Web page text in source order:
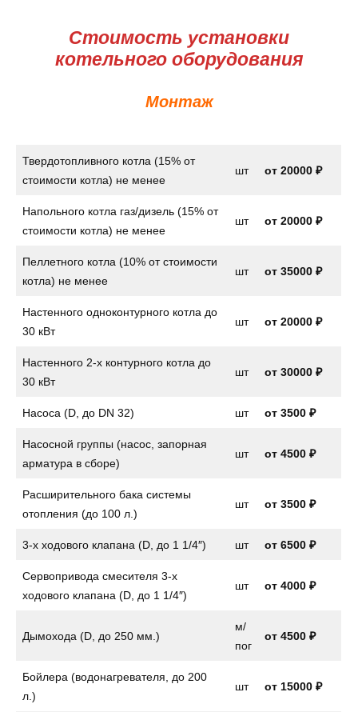
Стоимость установки
котельного оборудования
Монтаж
Твердотопливного котла (15% от
стоимости котла) не менее
шт от 20000 ₽
Напольного котла газ/дизель (15% от
стоимости котла) не менее
шт от 20000 ₽
Пеллетного котла (10% от стоимости
котла) не менее
шт от 35000 ₽
Настенного одноконтурного котла до
30 кВт
шт от 20000 ₽
Настенного 2-х контурного котла до
30 кВт
шт от 30000 ₽
Насоса (D, до DN 32) шт от 3500 ₽
Насосной группы (насос, запорная
арматура в сборе)
шт от 4500 ₽
Расширительного бака системы
отопления (до 100 л.)
шт от 3500 ₽
3-х ходового клапана (D, до 1 1/4″) шт от 6500 ₽
Сервопривода смесителя 3-х
ходового клапана (D, до 1 1/4″)
шт от 4000 ₽
Дымохода (D, до 250 мм.)
м/
пог
от 4500 ₽
Бойлера (водонагревателя, до 200
л.)
шт от 15000 ₽